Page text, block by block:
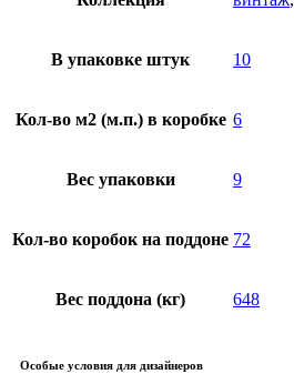
В упаковке штук 10
Кол-во м2 (м.п.) в коробке 6
Вес упаковки 9
Кол-во коробок на поддоне 72
Вес поддона (кг) 648
Особые условия для дизайнеров